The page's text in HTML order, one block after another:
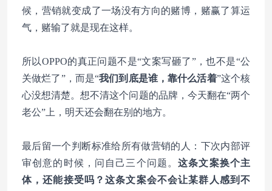
候，营销就变成了一场没有方向的赌博，赌赢了算运
气，赌输了就是现在这样。
所以OPPO的真正问题不是“文案写砸了”，也不是“公
关做烂了”，而是“我们到底是谁，靠什么活着”这个核
心没想清楚。想不清这个问题的品牌，今天翻在“两个
老公”上，明天还会翻在别的地方。
最后留一个判断标准给所有做营销的人：下次内部评
审创意的时候，问自己三个问题。这条文案换个主
体，还能接受吗？这条文案会不会让某群人感到不